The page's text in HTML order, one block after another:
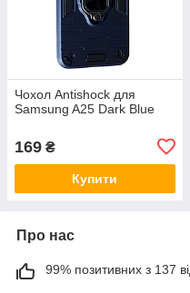
Чохол Antishock для
Samsung A25 Dark Blue
169 ₴
Купити
Про нас
99% позитивних з 137